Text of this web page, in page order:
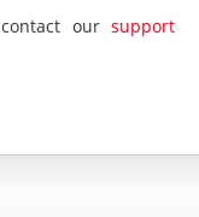
contact oursupport